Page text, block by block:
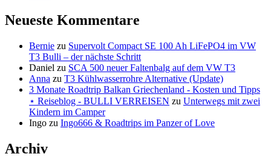
Neueste Kommentare
Bernie zu Supervolt Compact SE 100 Ah LiFePO4 im VW
T3 Bulli – der nächste Schritt
Daniel zu SCA 500 neuer Faltenbalg auf dem VW T3
Anna zu T3 Kühlwasserrohre Alternative (Update)
3 Monate Roadtrip Balkan Griechenland - Kosten und Tipps
⋆ Reiseblog - BULLI VERREISEN zu Unterwegs mit zwei
Kindern im Camper
Ingo zu Ingo666 & Roadtrips im Panzer of Love
Archiv